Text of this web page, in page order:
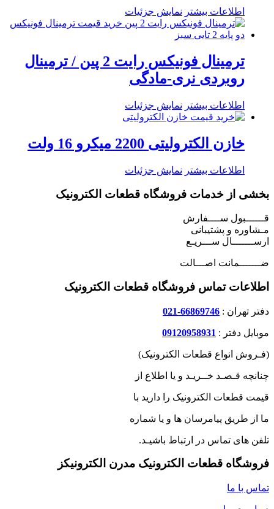
اطلاعات بیشتر نمایش جزئیات
ترمینال فونیکس رایت 2 پین / ترمینال
روبردی نری-مادگی
اطلاعات بیشتر نمایش جزئیات
خازن الکترولیتی 2200 میکرو 16 ولت
اطلاعات بیشتر نمایش جزئیات
بخشی از خدمات فروشگاه قطعات الکترونیک
قــــــبول ســــفارش
مـشاوره و پشتیبانی
ارســـــــال ســـریـع
ضـــــــمانت اصـــالت
اطلاعات تماس فروشگاه قطعات الکترونیک
دفتر تهران : 66869746-021
موبایل دفتر : 09120958931
(فـروش انواع قطعات الکترونیک)
چنانچه قـصـد خــریـد و یا اطلاع از
قیمت قطعات الکترونیک را دارید با
ما از طریق پیامرسان ها و یا شماره
تلفن های تماس در ارتباط باشیـد.
فروشگاه قطعات الکترونیک مدرن الکترونیکز
تماس با ما